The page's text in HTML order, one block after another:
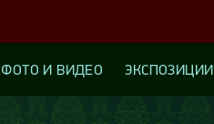
ФОТО И ВИДЕО ЭКСПОЗИЦИИ